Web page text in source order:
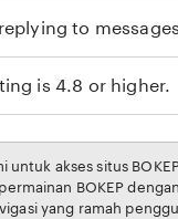
to
is 4.8 or higher.